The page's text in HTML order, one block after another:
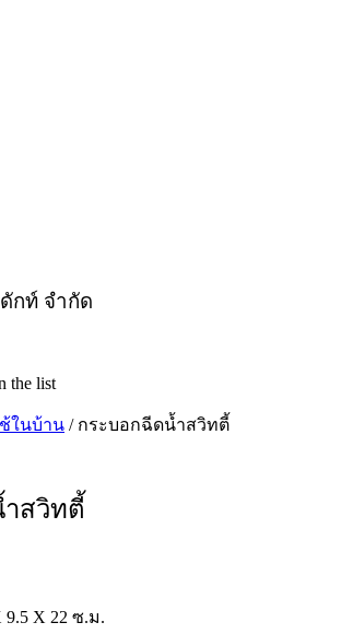
กท์ จำกัด
the list
ในบ้าน / กระบอกฉีดน้ำสวิทตี้
สวิทตี้
X 22 ซ.ม.